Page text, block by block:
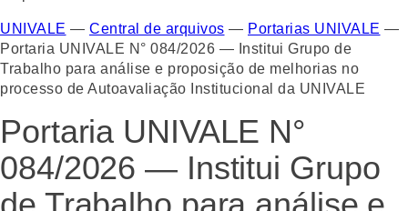
UNIVALE — Central de arquivos — Portarias UNIVALE —
Portaria UNIVALE N° 084/2026 — Institui Grupo de
Trabalho para análise e proposição de melhorias no
processo de Autoavaliação Institucional da UNIVALE
Portaria UNIVALE N°
084/2026 — Institui Grupo